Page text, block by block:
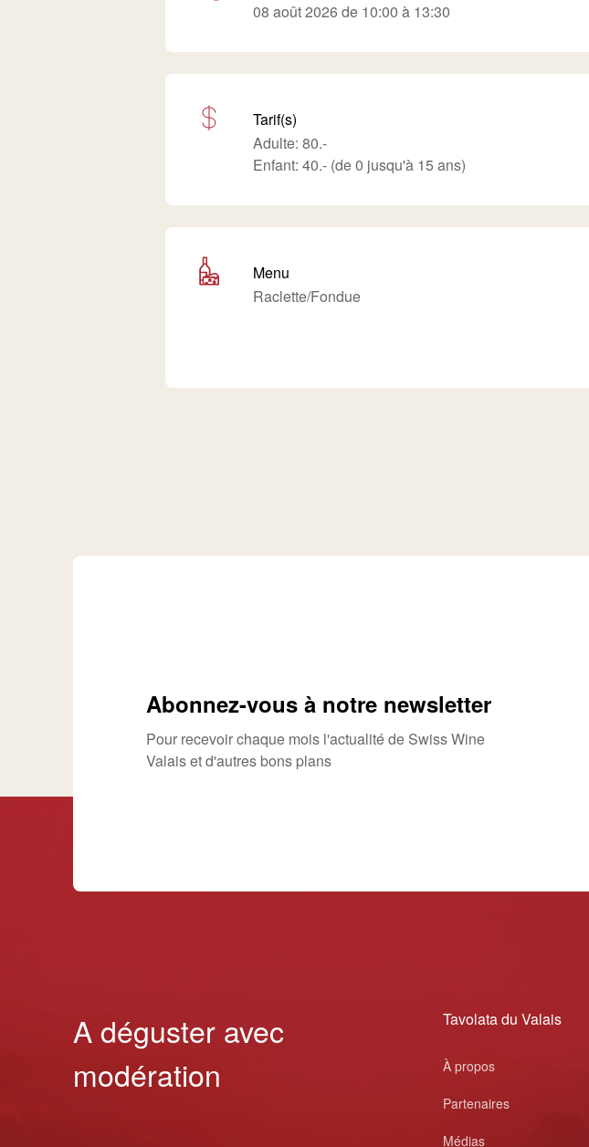
08 août 2026 de 10:00 à 13:30
Tarif(s)
Adulte: 80.-
Enfant: 40.- (de 0 jusqu'à 15 ans)
Menu
Raclette/Fondue
Abonnez-vous à notre newsletter
Pour recevoir chaque mois l'actualité de Swiss Wine
Valais et d'autres bons plans
A déguster avec
modération
Tavolata du Valais
À propos
Partenaires
Médias